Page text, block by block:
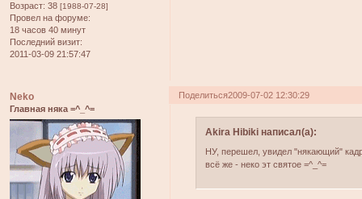
Возраст: 38 [1988-07-28]
Провел на форуме:
18 часов 40 минут
Последний визит:
2011-03-09 21:57:47
Поделиться2009-07-02 12:30:29
Neko
Главная няка =^_^=
Akira Hibiki написал(а):
НУ, перешел, увидел "някающий"
всё же - неко эт святое =^_^=